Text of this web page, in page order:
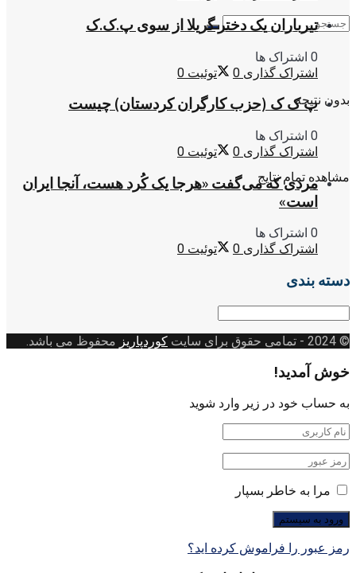
بدون نتیجه
مشاهده تمام نتایج
تیرباران یک دختر گریلا از سوی پ.ک.ک
0 اشتراک ها
اشتراک گذاری 0 توئیت 0
پ ک ک (حزب کارگران کردستان) چیست
0 اشتراک ها
اشتراک گذاری 0 توئیت 0
مردی که می‌گفت «هرجا یک کُرد هست، آنجا ایران
است»
0 اشتراک ها
اشتراک گذاری 0 توئیت 0
دسته بندی
دسته
© 2024
- تمامی حقوق برای سایت کوردپاریز محفوظ می باشد.
خوش آمدید!
به حساب خود در زیر وارد شوید
مرا به خاطر بسپار
رمز عبور را فراموش کرده اید؟